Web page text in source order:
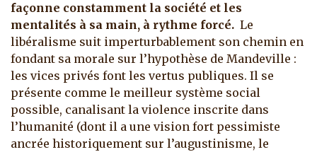
façonne constamment la société et les
mentalités à sa main, à rythme forcé. Le
libéralisme suit imperturbablement son chemin en
fondant sa morale sur l’hypothèse de Mandeville :
les vices privés font les vertus publiques. Il se
présente comme le meilleur système social
possible, canalisant la violence inscrite dans
l’humanité (dont il a une vision fort pessimiste
ancrée historiquement sur l’augustinisme, le